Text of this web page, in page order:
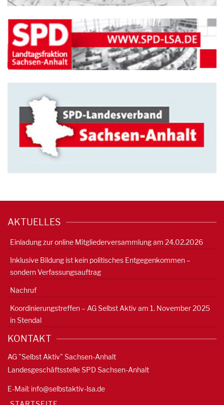
AKTUELLES
Einladung zur online Mitgliederversammlung am 24.02.2026
Inklusive Bildung ist kein politisches Entgegenkommen –
sondern Verfassungsauftrag
Nachruf
Koordinierungstreffen – AG Selbst Aktiv am 1. November 2025
in Stendal
KONTAKT
AG "Selbst Aktiv" Sachsen-Anhalt
Landesgeschäftsstelle SPD Sachsen-Anhalt
E-Mail: info@selbstaktiv-lsa.de